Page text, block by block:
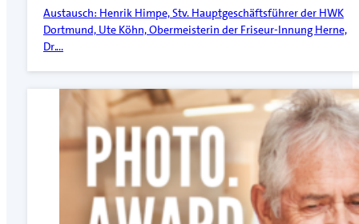
Austausch: Henrik Himpe, Stv. Hauptgeschäftsführer der HWK
Dortmund, Ute Köhn, Obermeisterin der Friseur-Innung Herne,
Dr.…